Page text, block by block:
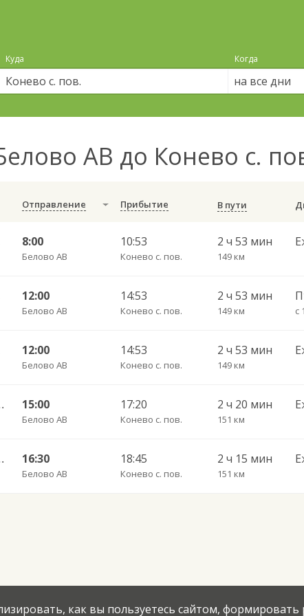
Куда Когда
на все дни
АВ до Конево с.
Отправление Прибытие В пути
8:00
Белово АВ
10:53
Конево с. пов.
2 ч 53 мин
149 км
12:00
Белово АВ
14:53
Конево с. пов.
2 ч 53 мин
149 км с
12:00
Белово АВ
14:53
Конево с. пов.
2 ч 53 мин
149 км
2 4624д 15:00
Белово АВ
17:20
Конево с. пов.
2 ч 20 мин
151 км
2 4624д 16:30
Белово АВ
18:45
Конево с. пов.
2 ч 15 мин
151 км
как вы пользуетесь сайтом,